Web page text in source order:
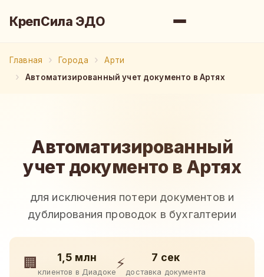
КрепСила ЭДО
Главная Города
Арти
Автоматизированный учет документо в Артях
Автоматизированный
учет документо в Артях
для исключения потери документов и
дублирования проводок в бухгалтерии
🏢 1,5 млн
клиентов в Диадоке
⚡ 7 сек
доставка документа